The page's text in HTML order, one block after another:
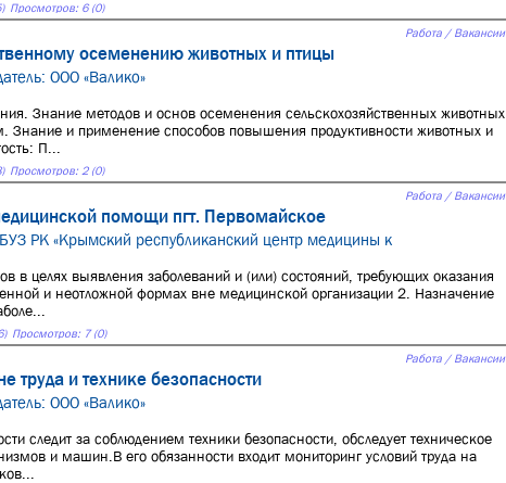
Просмотров: 6 (0)
Работа / Вакансии
осеменению животных и птицы
ООО «Валико»
Знание методов и основ осеменения сельскохозяйственных животных
Знание и применение способов повышения продуктивности животных и
П...
Просмотров: 2 (0)
Работа / Вакансии
помощи пгт. Первомайское
РК «Крымский республиканский центр медицины к
в целях выявления заболеваний и (или) состояний, требующих оказания
и неотложной формах вне медицинской организации 2. Назначение
Просмотров: 7 (0)
Работа / Вакансии
труда и технике безопасности
ООО «Валико»
следит за соблюдением техники безопасности, обследует техническое
и машин.В его обязанности входит мониторинг условий труда на